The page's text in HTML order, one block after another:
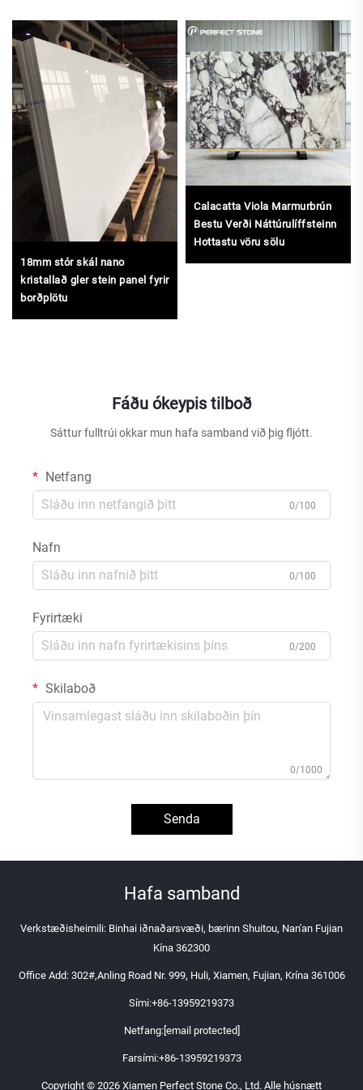
18mm stór skál nano
kristallað gler stein panel fyrir
borðplötu
Calacatta Viola Marmurbrún
Bestu Verði Náttúrulíffsteinn
Hottastu vöru sölu
Fáðu ókeypis tilboð
Sáttur fulltrúi okkar mun hafa samband við þig fljótt.
Netfang
0/100
Nafn
0/100
Fyrirtæki
0/200
Skilaboð
0/1000
Senda
Hafa samband
Verkstæðisheimili: Binhai iðnaðarsvæði, bærinn Shuitou, Nan'an Fujian
Kína 362300
Office Add: 302#,Anling Road Nr. 999, Huli, Xiamen, Fujian, Krína 361006
Sími:+86-13959219373
Netfang:[email protected]
Farsími:+86-13959219373
Copyright © 2026 Xiamen Perfect Stone Co., Ltd. Alle húsnætt